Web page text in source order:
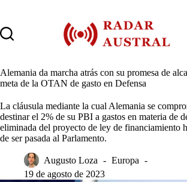
contenido
Alemania da marcha atrás con su promesa de
meta de la OTAN de gasto en Defensa
La cláusula mediante la cual Alemania se
destinar el 2% de su PBI a gastos en materia de
eliminada del proyecto de ley de financiamiento
de ser pasada al Parlamento.
Augusto Loza
Europa
19 de agosto de 2023